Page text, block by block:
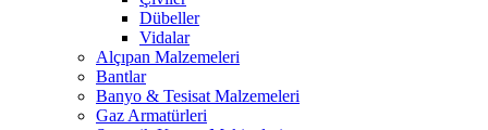
Dübeller
Vidalar
Alçıpan Malzemeleri
Bantlar
Banyo & Tesisat Malzemeleri
Gaz Armatürleri